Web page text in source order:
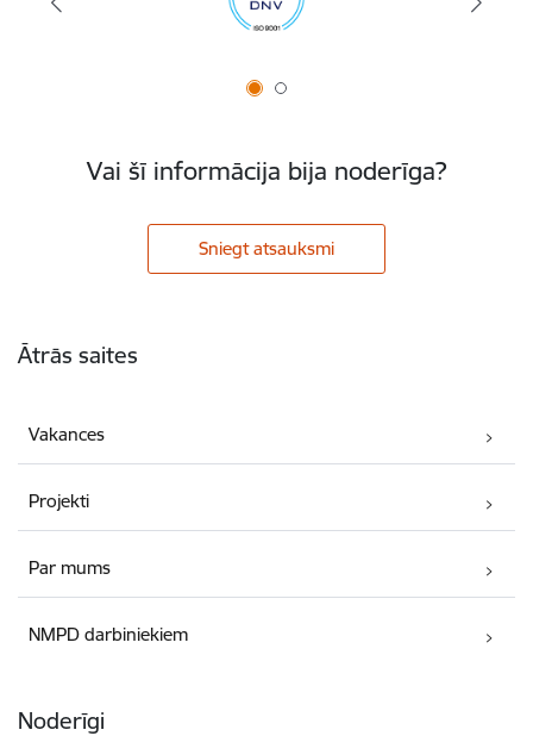
Vai šī informācija bija noderīga?
Sniegt atsauksmi
Ātrās saites
Vakances
Projekti
Par mums
NMPD darbiniekiem
Noderīgi